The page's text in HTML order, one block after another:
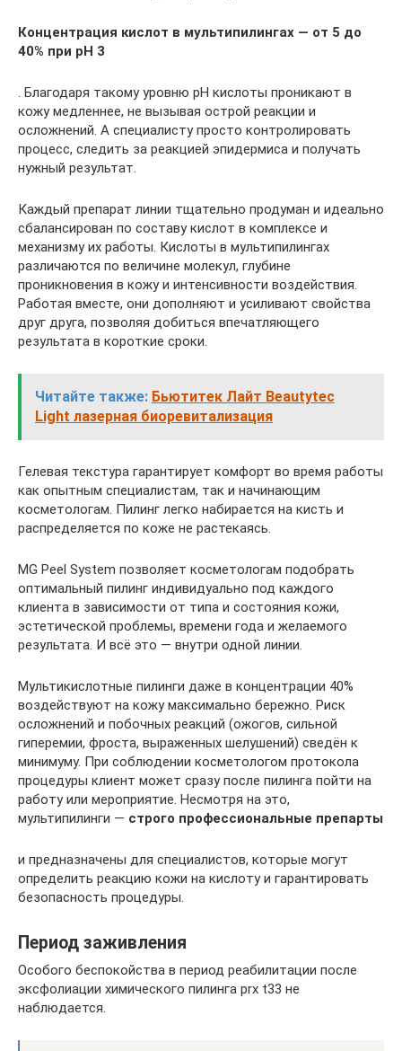
Концентрация кислот в мультипилингах — от 5 до
40% при рН 3
. Благодаря такому уровню рН кислоты проникают в
кожу медленнее, не вызывая острой реакции и
осложнений. А специалисту просто контролировать
процесс, следить за реакцией эпидермиса и получать
нужный результат.
Каждый препарат линии тщательно продуман и идеально
сбалансирован по составу кислот в комплексе и
механизму их работы. Кислоты в мультипилингах
различаются по величине молекул, глубине
проникновения в кожу и интенсивности воздействия.
Работая вместе, они дополняют и усиливают свойства
друг друга, позволяя добиться впечатляющего
результата в короткие сроки.
Читайте также: Бьютитек Лайт Beautytec
Light лазерная биоревитализация
Гелевая текстура гарантирует комфорт во время работы
как опытным специалистам, так и начинающим
косметологам. Пилинг легко набирается на кисть и
распределяется по коже не растекаясь.
MG Peel System позволяет косметологам подобрать
оптимальный пилинг индивидуально под каждого
клиента в зависимости от типа и состояния кожи,
эстетической проблемы, времени года и желаемого
результата. И всё это — внутри одной линии.
Мультикислотные пилинги даже в концентрации 40%
воздействуют на кожу максимально бережно. Риск
осложнений и побочных реакций (ожогов, сильной
гиперемии, фроста, выраженных шелушений) сведён к
минимуму. При соблюдении косметологом протокола
процедуры клиент может сразу после пилинга пойти на
работу или мероприятие. Несмотря на это,
мультипилинги — строго профессиональные препарты
и предназначены для специалистов, которые могут
определить реакцию кожи на кислоту и гарантировать
безопасность процедуры.
Период заживления
Особого беспокойства в период реабилитации после
эксфолиации химического пилинга prx t33 не
наблюдается.